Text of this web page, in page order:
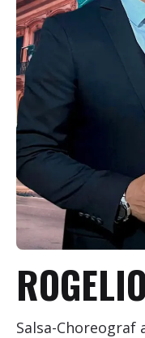
Salsa-Begriffe
Shop
TuneTempo
+ Event hinzufügen
Salsa-Choreograf